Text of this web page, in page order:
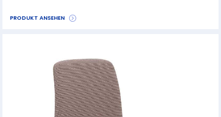
PRODUKT ANSEHEN